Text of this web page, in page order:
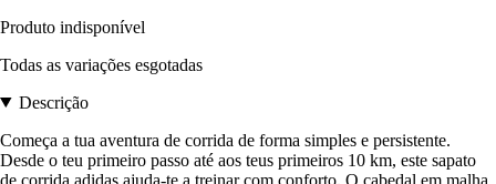
Produto indisponível
Todas as variações esgotadas
Descrição
Começa a tua aventura de corrida de forma simples e persistente.
Desde o teu primeiro passo até aos teus primeiros 10 km, este sapato
de corrida adidas ajuda-te a treinar com conforto. O cabedal em malha